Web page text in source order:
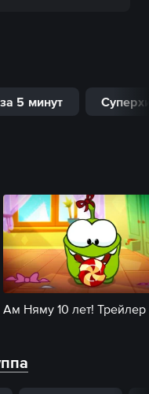
5 минут
Ам Няму 10 лет! Трейлер